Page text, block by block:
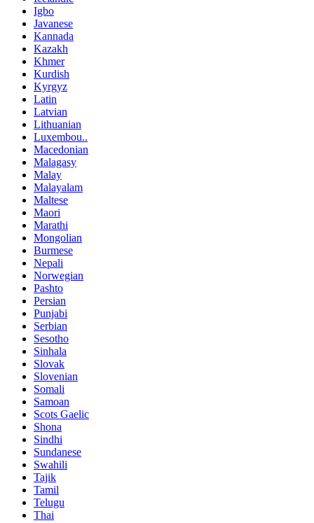
Igbo
Javanese
Kannada
Kazakh
Khmer
Kurdish
Kyrgyz
Latin
Latvian
Lithuanian
Luxembou..
Macedonian
Malagasy
Malay
Malayalam
Maltese
Maori
Marathi
Mongolian
Burmese
Nepali
Norwegian
Pashto
Persian
Punjabi
Serbian
Sesotho
Sinhala
Slovak
Slovenian
Somali
Samoan
Scots Gaelic
Shona
Sindhi
Sundanese
Swahili
Tajik
Tamil
Telugu
Thai